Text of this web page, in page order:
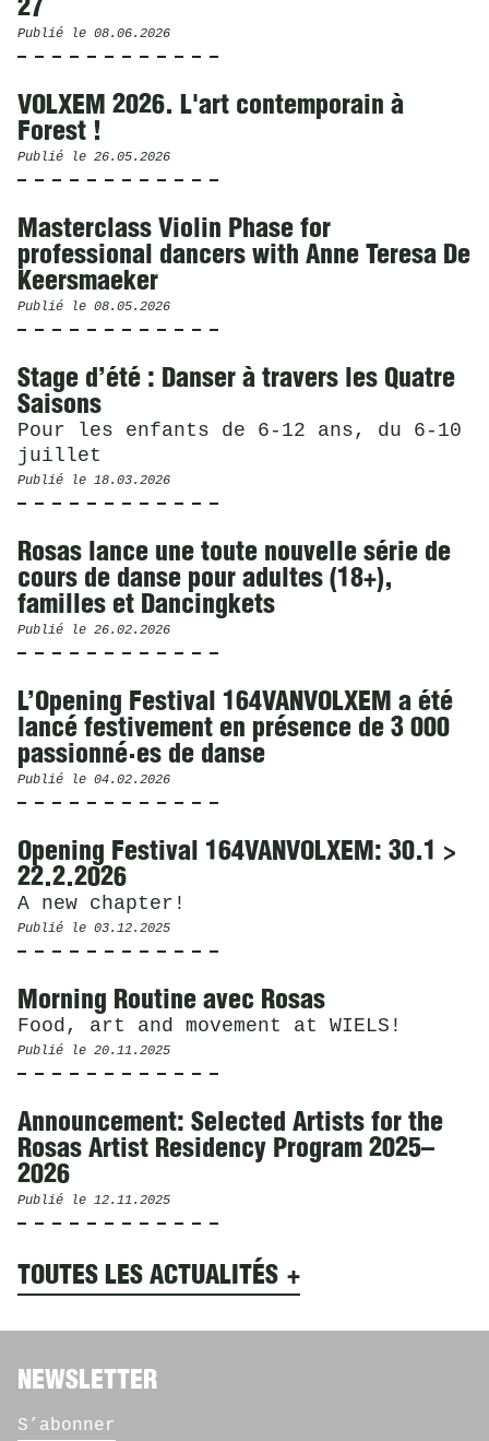
27
Publié le 08.06.2026
VOLXEM 2026. L'art contemporain à
Forest !
Publié le 26.05.2026
Masterclass Violin Phase for
professional dancers with Anne Teresa De
Keersmaeker
Publié le 08.05.2026
Stage d’été : Danser à travers les Quatre
Saisons
Pour les enfants de 6-12 ans, du 6-10
juillet
Publié le 18.03.2026
Rosas lance une toute nouvelle série de
cours de danse pour adultes (18+),
familles et Dancingkets
Publié le 26.02.2026
L’Opening Festival 164VANVOLXEM a été
lancé festivement en présence de 3 000
passionné·es de danse
Publié le 04.02.2026
Opening Festival 164VANVOLXEM: 30.1 >
22.2.2026
A new chapter!
Publié le 03.12.2025
Morning Routine avec Rosas
Food, art and movement at WIELS!
Publié le 20.11.2025
Announcement: Selected Artists for the
Rosas Artist Residency Program 2025–
2026
Publié le 12.11.2025
TOUTES LES ACTUALITÉS
NEWSLETTER
S’abonner